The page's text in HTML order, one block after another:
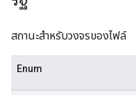
สถานะสำหรับวงจรของไฟล์
Enum